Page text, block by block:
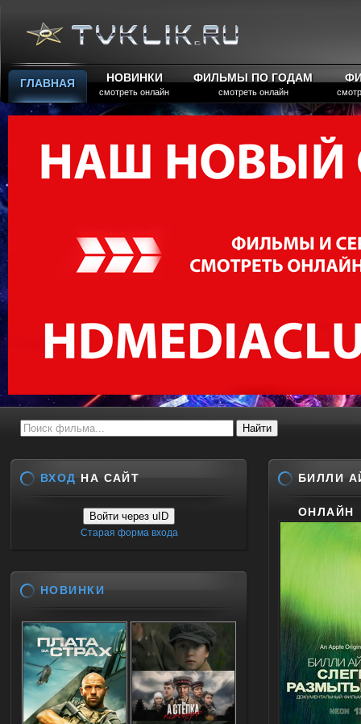
ГЛАВНАЯ НОВИНКИ
смотреть онлайн
ФИЛЬМЫ ПО ГОДАМ
смотреть онлайн
БИЛЛИ
ОНЛАЙН
ВХОД НА САЙТ
Войти через uID
Старая форма входа
НОВИНКИ